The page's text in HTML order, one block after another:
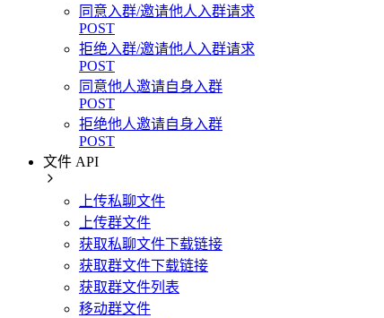
同意入群/邀请他人入群请求
POST
拒绝入群/邀请他人入群请求
POST
同意他人邀请自身入群
POST
拒绝他人邀请自身入群
POST
文件 API
上传私聊文件
上传群文件
获取私聊文件下载链接
获取群文件下载链接
获取群文件列表
移动群文件